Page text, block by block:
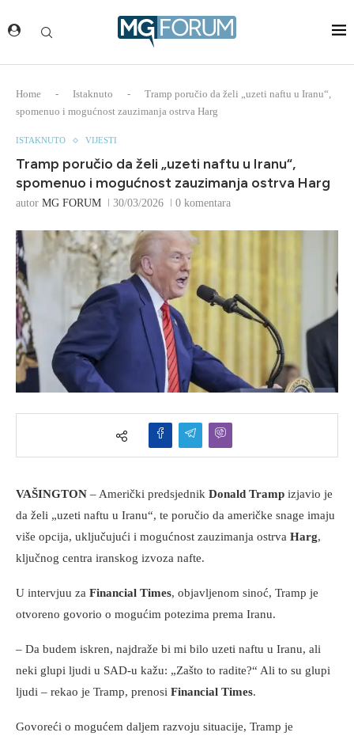
Home - Istaknuto -
Tramp poručio da želi „uzeti naftu u Iranu“,
spomenuo i mogućnost zauzimanja ostrva Harg
ISTAKNUTO VIJESTI
Tramp poručio da želi „uzeti naftu u Iranu“,
spomenuo i mogućnost zauzimanja ostrva Harg
autor MG FORUM 30/03/2026 0 komentara
VAŠINGTON – Američki predsjednik Donald Tramp izjavio je
da želi „uzeti naftu u Iranu“, te poručio da američke snage imaju
više opcija, uključujući i mogućnost zauzimanja ostrva Harg,
ključnog centra iranskog izvoza nafte.
U intervjuu za Financial Times, objavljenom sinoć, Tramp je
otvoreno govorio o mogućim potezima prema Iranu.
– Da budem iskren, najdraže bi mi bilo uzeti naftu u Iranu, ali
neki glupi ljudi u SAD-u kažu: „Zašto to radite?“ Ali to su glupi
ljudi – rekao je Tramp, prenosi Financial Times.
Govoreći o mogućem daljem razvoju situacije, Tramp je